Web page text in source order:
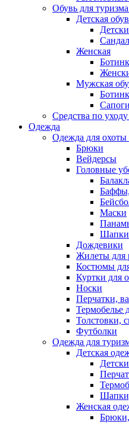
Обувь для
Детская
Женская
Мужская
Средства по
Одежда
Одежда для
Брюки
Вейдерсы
Головные
Маски
Шапки
Дождевики
Жилеты для
Костюмы
Куртки для
Носки
Перчатки,
Термобелье
Толстовки,
Футболки
Одежда для
Детская
Шапки,
Женская